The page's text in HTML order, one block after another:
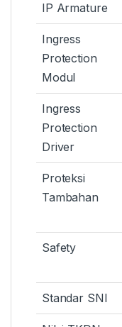
IP Armature
Ingress
Protection
Modul
Ingress
Protection
Driver
Proteksi
Tambahan
Safety
Standar SNI